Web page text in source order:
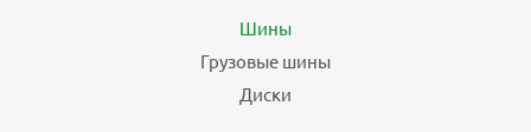
Шины
Грузовые шины
Диски